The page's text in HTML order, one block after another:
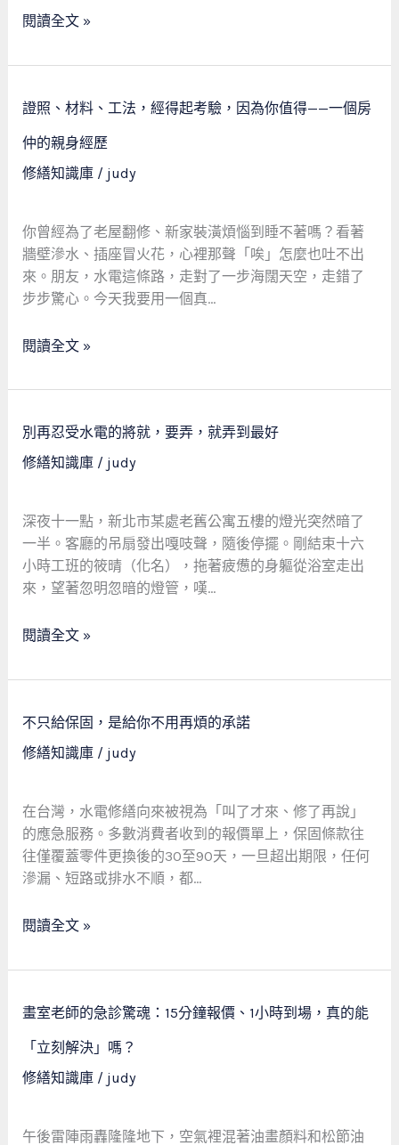
與
電
修
稅
小
醒
身
障，
配
員
阿
故
事
說
起
閱讀全文 »
證照、材料、工法，經得起考驗，因為你值得——一個房
仲的親身經歷
修繕知識庫/ judy
你曾經為了老屋翻修、新家裝潢煩惱到睡不著嗎？看著
牆壁滲水、插座冒火花，心裡那聲「唉」怎麼也吐不出
來。朋友，水電這條路，走對了一步海闊天空，走錯了
步步驚心。今天我要用一個真…
證
照、
材
料、
經
得
起
考
因
你
得
——
房
仲
的
親
經
閱讀全文 »
別再忍受水電的將就，要弄，就弄到最好
修繕知識庫/ judy
深夜十一點，新北市某處老舊公寓五樓的燈光突然暗了
一半。客廳的吊扇發出嘎吱聲，隨後停擺。剛結束十六
小時工班的筱晴（化名），拖著疲憊的身軀從浴室走出
來，望著忽明忽暗的燈管，嘆…
別
再
忍
水
電
的
將
就，
弄，
最
好
閱讀全文 »
不只給保固，是給你不用再煩的承諾
修繕知識庫/ judy
在台灣，水電修繕向來被視為「叫了才來、修了再說」
的應急服務。多數消費者收到的報價單上，保固條款往
往僅覆蓋零件更換後的30至90天，一旦超出期限，任何
滲漏、短路或排水不順，都…
不
只
給
固，
是
給
你
再
承
諾
閱讀全文 »
畫室老師的急診驚魂：15分鐘報價、1小時到場，真的能
「立刻解決」嗎？
修繕知識庫/ judy
午後雷陣雨轟隆隆地下，空氣裡混著油畫顏料和松節油
畫
室
老
師
診